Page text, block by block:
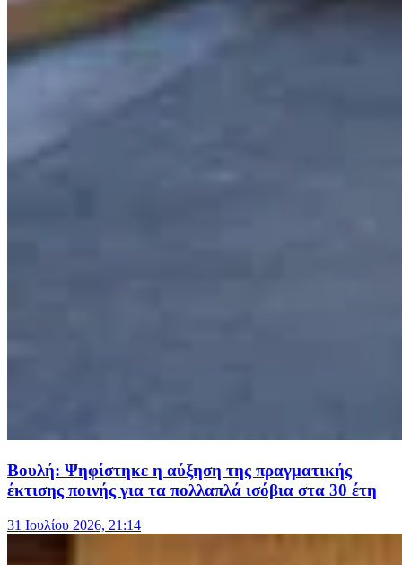
Βουλή: Ψηφίστηκε η αύξηση της πραγματικής
έκτισης ποινής για τα πολλαπλά ισόβια στα 30 έτη
31 Ιουλίου 2026, 21:14